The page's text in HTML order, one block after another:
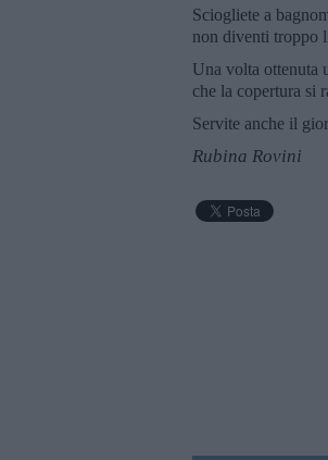
Sciogliete a
non diventi troppo
Una volta ottenuta
che la copertura si
Servite anche il
Rubina Rovini